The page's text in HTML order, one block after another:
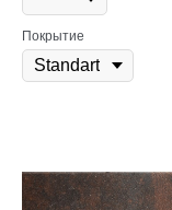
Покрытие